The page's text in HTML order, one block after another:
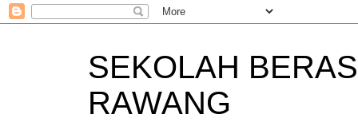
SEKOLAH
RAWANG